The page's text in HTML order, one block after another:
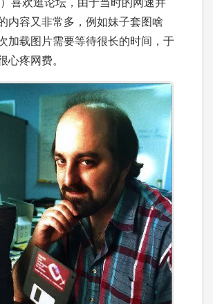
内容又非常多，例如妹子套图啥
加载图片需要等待很长的时间，于
心疼网费。